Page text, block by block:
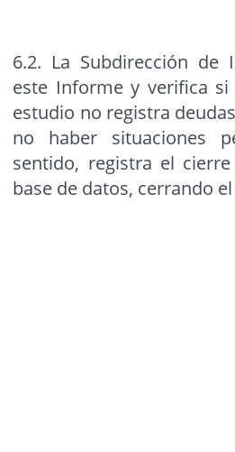
6.2. La Subdirección de
este Informe y verifica
estudio no registra
no haber situaciones
sentido, registra el
base de datos, cerrando